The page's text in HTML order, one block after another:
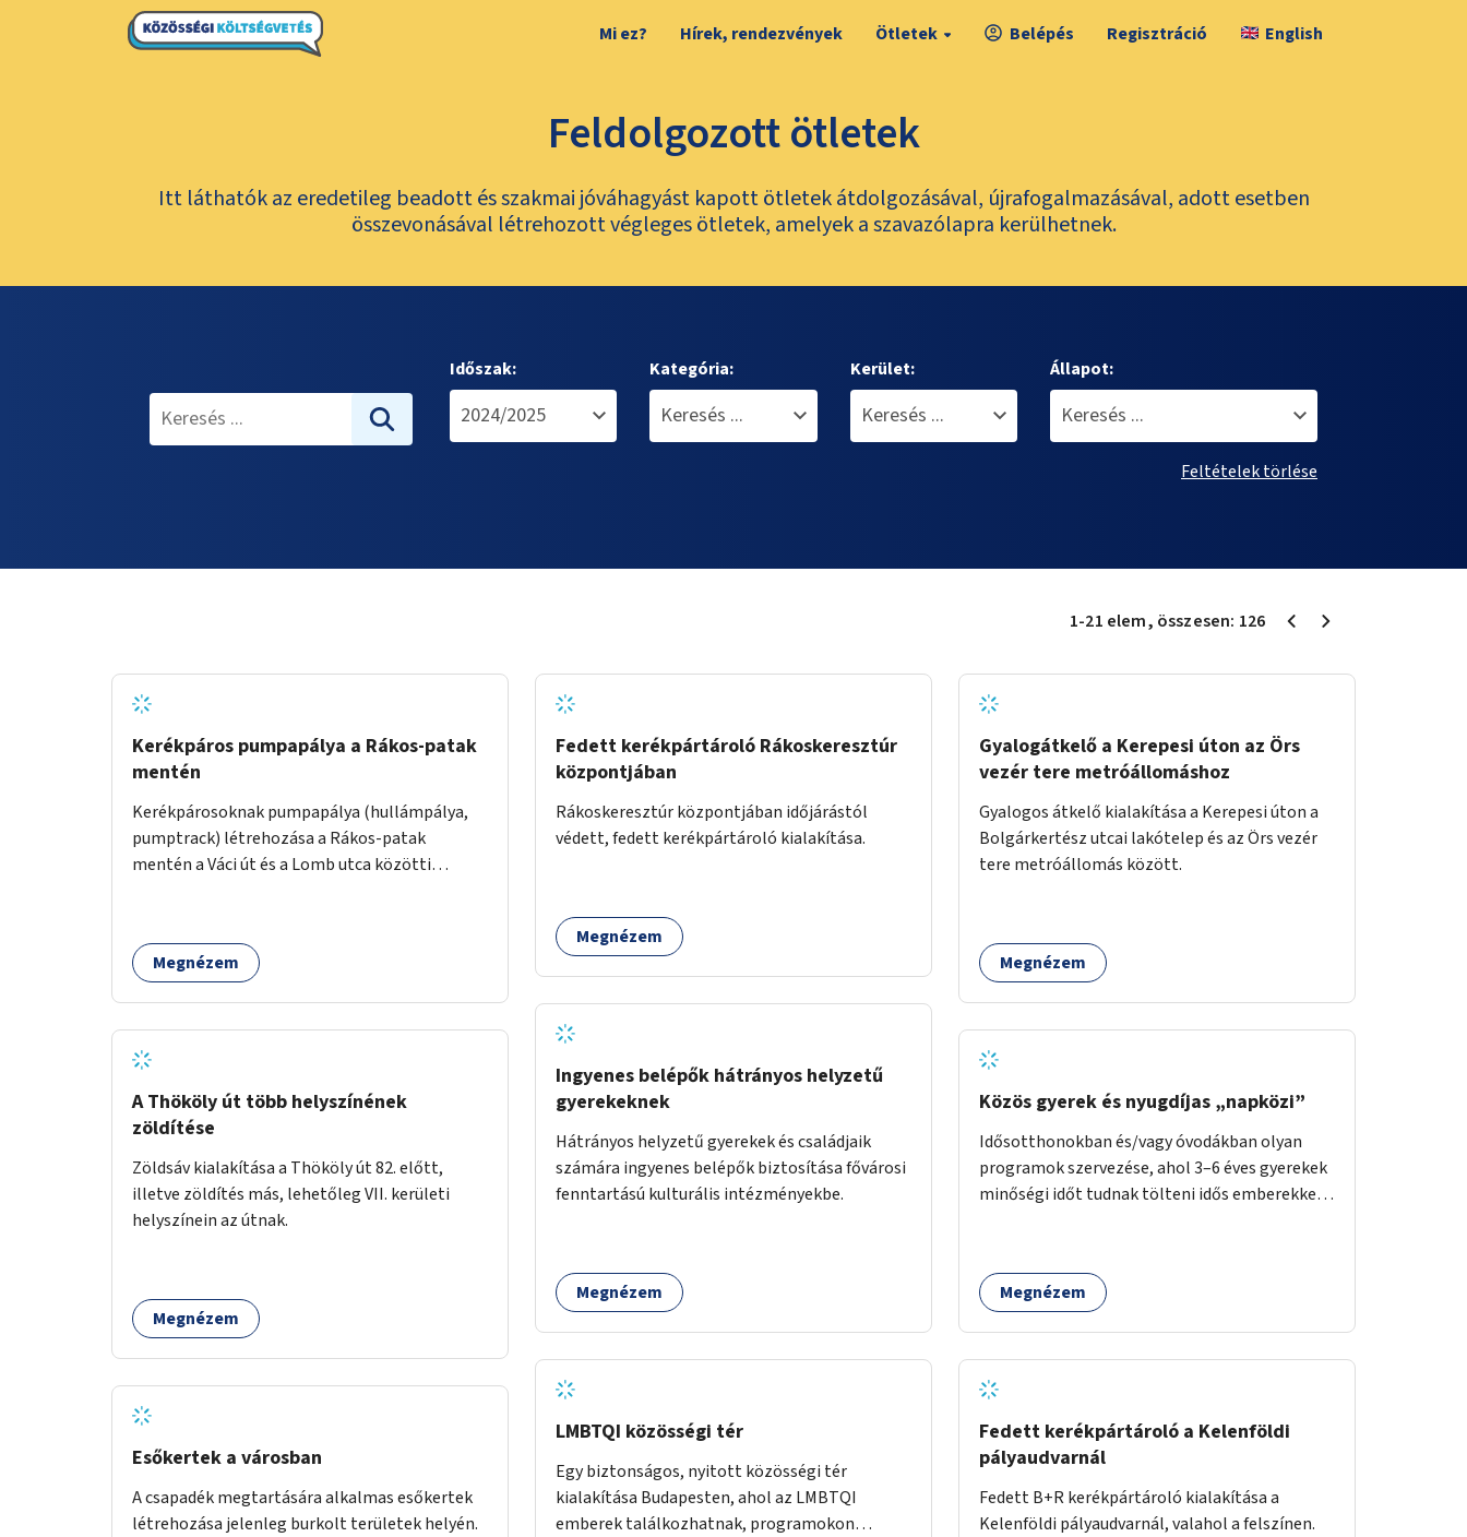
Mi ez? Hírek, rendezvények Ötletek Belépés Regisztráció English
Feldolgozott ötletek
Itt láthatók az eredetileg beadott és szakmai jóváhagyást kapott ötletek átdolgozásával, újrafogalmazásával, adott esetben
összevonásával létrehozott végleges ötletek, amelyek a szavazólapra kerülhetnek.
Időszak: Kategória: Kerület: Állapot:
Feltételek törlése
1-21 elem, összesen: 126
Kerékpáros pumpapálya a Rákos-patak
mentén
Kerékpárosoknak pumpapálya (hullámpálya,
pumptrack) létrehozása a Rákos-patak
mentén a Váci út és a Lomb utca közötti
Megnézem
A Thököly út több helyszínének
zöldítése
Zöldsáv kialakítása a Thököly út 82. előtt,
illetve zöldítés más, lehetőleg VII. kerületi
helyszínein az útnak.
Megnézem
Esőkertek a városban
A csapadék megtartására alkalmas esőkertek
létrehozása jelenleg burkolt területek helyén.
Fedett kerékpártároló Rákoskeresztúr
központjában
Rákoskeresztúr központjában időjárástól
védett, fedett kerékpártároló kialakítása.
Megnézem
Ingyenes belépők hátrányos helyzetű
gyerekeknek
Hátrányos helyzetű gyerekek és családjaik
számára ingyenes belépők biztosítása fővárosi
fenntartású kulturális intézményekbe.
Megnézem
LMBTQI közösségi tér
Egy biztonságos, nyitott közösségi tér
kialakítása Budapesten, ahol az LMBTQI
emberek találkozhatnak, programokon
Gyalogátkelő a Kerepesi úton az Örs
vezér tere metróállomáshoz
Gyalogos átkelő kialakítása a Kerepesi úton a
Bolgárkertész utcai lakótelep és az Örs vezér
tere metróállomás között.
Megnézem
Közös gyerek és nyugdíjas „napközi”
Idősotthonokban és/vagy óvodákban olyan
programok szervezése, ahol 3–6 éves gyerekek
minőségi időt tudnak tölteni idős emberekkel,
Megnézem
Fedett kerékpártároló a Kelenföldi
pályaudvarnál
Fedett B+R kerékpártároló kialakítása a
Kelenföldi pályaudvarnál, valahol a felszínen.